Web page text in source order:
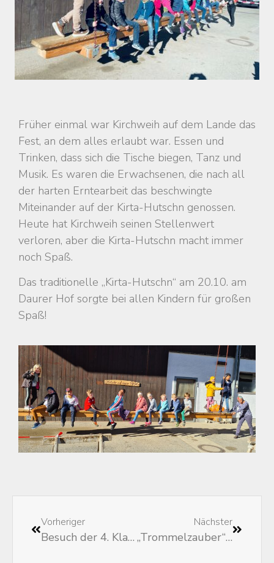
Früher einmal war Kirchweih auf dem Lande das
Fest, an dem alles erlaubt war. Essen und
Trinken, dass sich die Tische biegen, Tanz und
Musik. Es waren die Erwachsenen, die nach all
der harten Erntearbeit das beschwingte
Miteinander auf der Kirta-Hutschn genossen.
Heute hat Kirchweih seinen Stellenwert
verloren, aber die Kirta-Hutschn macht immer
noch Spaß.
Das traditionelle „Kirta-Hutschn“ am 20.10. am
Daurer Hof sorgte bei allen Kindern für großen
Spaß!
Vorheriger
Besuch der 4. Klassen in der Gemeinde Aschau
Nächster
„Trommelzauber“ – Workshop